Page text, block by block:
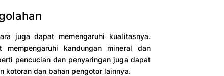
juga dapat memengaruhi kualitasnya.
kandungan mineral dan
pencucian dan penyaringan juga dapat
kotoran dan bahan pengotor lainnya.